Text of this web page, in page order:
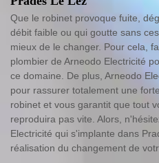
Que le robinet provoque fuite,
débit faible ou qui goutte sans
mieux de le changer. Pour cela,
plombier de Arneodo Electricité
ce domaine. De plus, Arneodo
pour rassurer totalement une
robinet et vous garantit que tout
reproduira pas vite. Alors,
Electricité qui s'implante dans
réalisation du changement de